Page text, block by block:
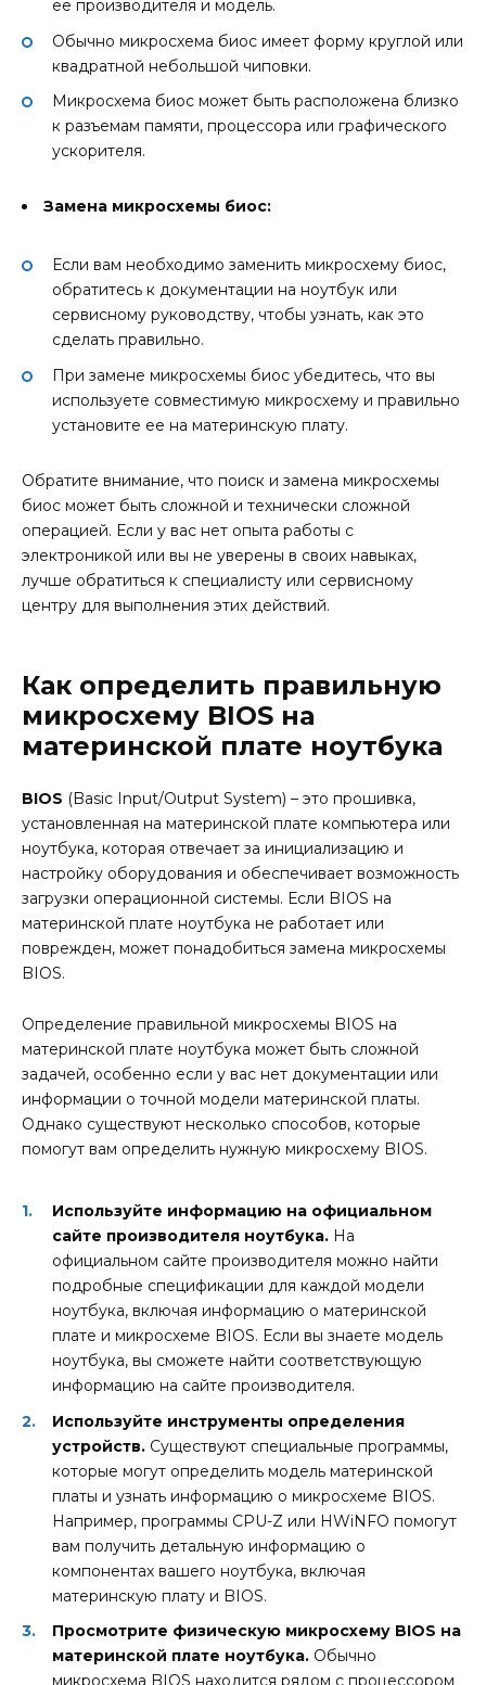
ее производителя и модель.
Обычно микросхема биос имеет форму круглой или
квадратной небольшой чиповки.
Микросхема биос может быть расположена близко
к разъемам памяти, процессора или графического
ускорителя.
Замена микросхемы биос:
Если вам необходимо заменить микросхему биос,
обратитесь к документации на ноутбук или
сервисному руководству, чтобы узнать, как это
сделать правильно.
При замене микросхемы биос убедитесь, что вы
используете совместимую микросхему и правильно
установите ее на материнскую плату.
Обратите внимание, что поиск и замена микросхемы
биос может быть сложной и технически сложной
операцией. Если у вас нет опыта работы с
электроникой или вы не уверены в своих навыках,
лучше обратиться к специалисту или сервисному
центру для выполнения этих действий.
Как определить правильную
микросхему BIOS на
материнской плате ноутбука
BIOS (Basic Input/Output System) – это прошивка,
установленная на материнской плате компьютера или
ноутбука, которая отвечает за инициализацию и
настройку оборудования и обеспечивает возможность
загрузки операционной системы. Если BIOS на
материнской плате ноутбука не работает или
поврежден, может понадобиться замена микросхемы
BIOS.
Определение правильной микросхемы BIOS на
материнской плате ноутбука может быть сложной
задачей, особенно если у вас нет документации или
информации о точной модели материнской платы.
Однако существуют несколько способов, которые
помогут вам определить нужную микросхему BIOS.
Используйте информацию на официальном
сайте производителя ноутбука. На
официальном сайте производителя можно найти
подробные спецификации для каждой модели
ноутбука, включая информацию о материнской
плате и микросхеме BIOS. Если вы знаете модель
ноутбука, вы сможете найти соответствующую
информацию на сайте производителя.
Используйте инструменты определения
устройств. Существуют специальные программы,
которые могут определить модель материнской
платы и узнать информацию о микросхеме BIOS.
Например, программы CPU-Z или HWiNFO помогут
вам получить детальную информацию о
компонентах вашего ноутбука, включая
материнскую плату и BIOS.
Просмотрите физическую микросхему BIOS на
материнской плате ноутбука. Обычно